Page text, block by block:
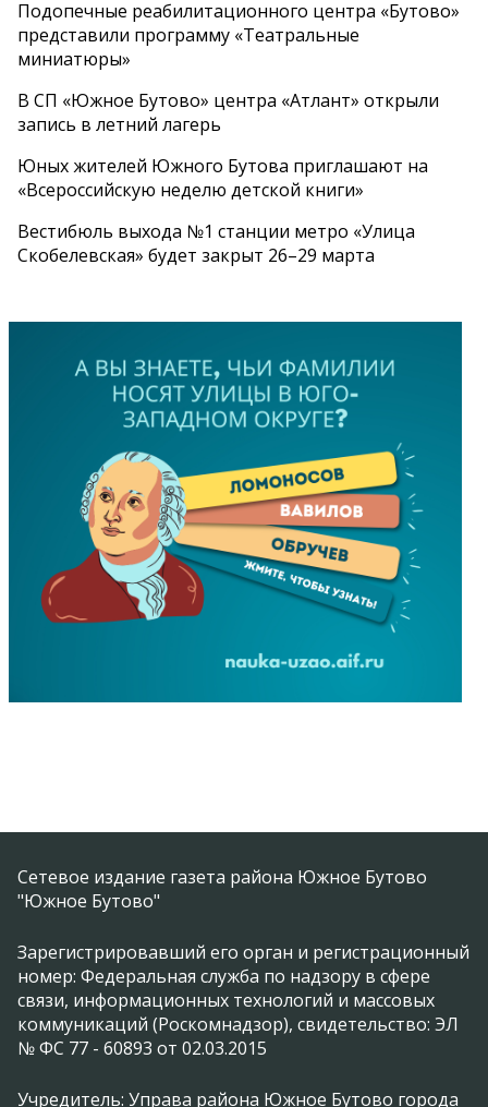
Подопечные реабилитационного центра «Бутово»
представили программу «Театральные
миниатюры»
В СП «Южное Бутово» центра «Атлант» открыли
запись в летний лагерь
Юных жителей Южного Бутова приглашают на
«Всероссийскую неделю детской книги»
Вестибюль выхода №1 станции метро «Улица
Скобелевская» будет закрыт 26–29 марта
Сетевое издание газета района Южное Бутово
"Южное Бутово"
Зарегистрировавший его орган и регистрационный
номер: Федеральная служба по надзору в сфере
связи, информационных технологий и массовых
коммуникаций (Роскомнадзор), свидетельство: ЭЛ
№ ФС 77 - 60893 от 02.03.2015
Учредитель: Управа района Южное Бутово города